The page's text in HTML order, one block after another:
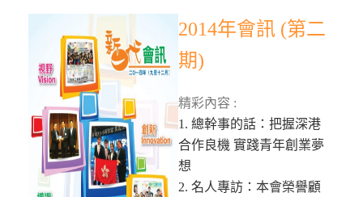
2014年會訊 (第二
期)
精彩內容 :
1. 總幹事的話：把握深港
合作良機 實踐青年創業夢
想
2. 名人專訪：本會榮譽顧